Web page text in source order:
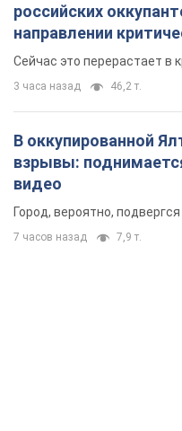
российских
направлении
удалось
Сейчас это перерастает в
3 часа назад 46,2 т.
В оккупированной
взрывы:
видео
Город, вероятно,
7 часов назад 7,9 т.